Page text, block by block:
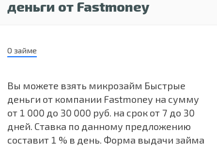
деньги от Fastmoney
О займе
Вы можете взять микрозайм Быстрые
деньги от компании Fastmoney на сумму
от 1 000 до 30 000 руб. на срок от 7 до 30
дней. Ставка по данному предложению
составит 1 % в день. Форма выдачи займа